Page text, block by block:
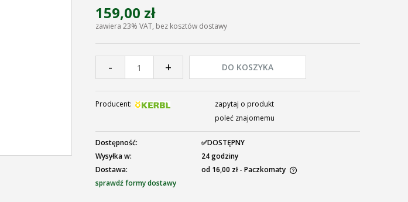
159,00 zł
zawiera 23% VAT, bez kosztów dostawy
- + DO KOSZYKA
Producent:
zapytaj o produkt
poleć znajomemu
Dostępność:
✅DOSTĘPNY
Wysyłka w:
24 godziny
Dostawa:
od 16,00 zł - Paczkomaty
sprawdź formy dostawy